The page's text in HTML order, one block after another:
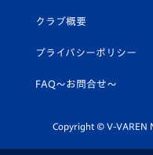
平和祈念活動
ホームタウン活動
スクール
ヴィヴィくんインスタ
公式LINE＠
クラブ概要
プライバシーポリシー
FAQ〜お問合せ〜
Copyright © V-VAREN